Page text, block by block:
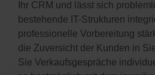
Ihr CRM und lässt sich
bestehende IT-Strukturen
professionelle Vorbereitung
die Zuversicht der Kunden in
Sie Verkaufsgespräche